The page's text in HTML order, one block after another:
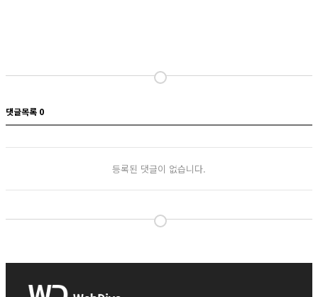
댓글목록 0
등록된 댓글이 없습니다.